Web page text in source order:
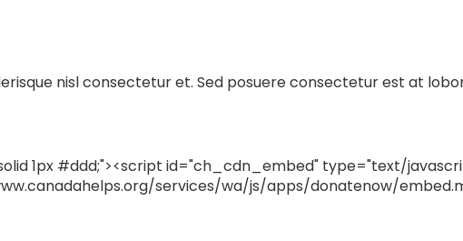
nisl consectetur et. Sed posuere consectetur est at
1px #ddd;"><script id="ch_cdn_embed" type="text/
services/wa/js/apps/donatenow/